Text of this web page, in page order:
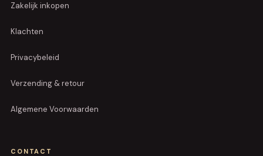
Zakelijk inkopen
Klachten
Privacybeleid
Verzending & retour
Algemene Voorwaarden
CONTACT